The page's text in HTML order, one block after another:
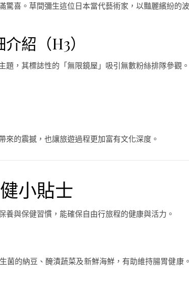
驚喜。草間彌生這位日本當代藝術家，以豔麗繽紛的
紹（H3）
題，其標誌性的「無限鏡屋」吸引無數粉絲排隊參觀
的震撼，也讓旅遊過程更加富有文化深度。
小貼士
與保健習慣，能確保自由行旅程的健康與活力。
菌的納豆、醃漬蔬菜及新鮮海鮮，有助維持腸胃健